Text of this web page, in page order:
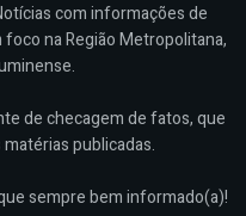
com informações de
na Região Metropolitana,
de checagem de fatos, que
publicadas.
sempre bem informado(a)!